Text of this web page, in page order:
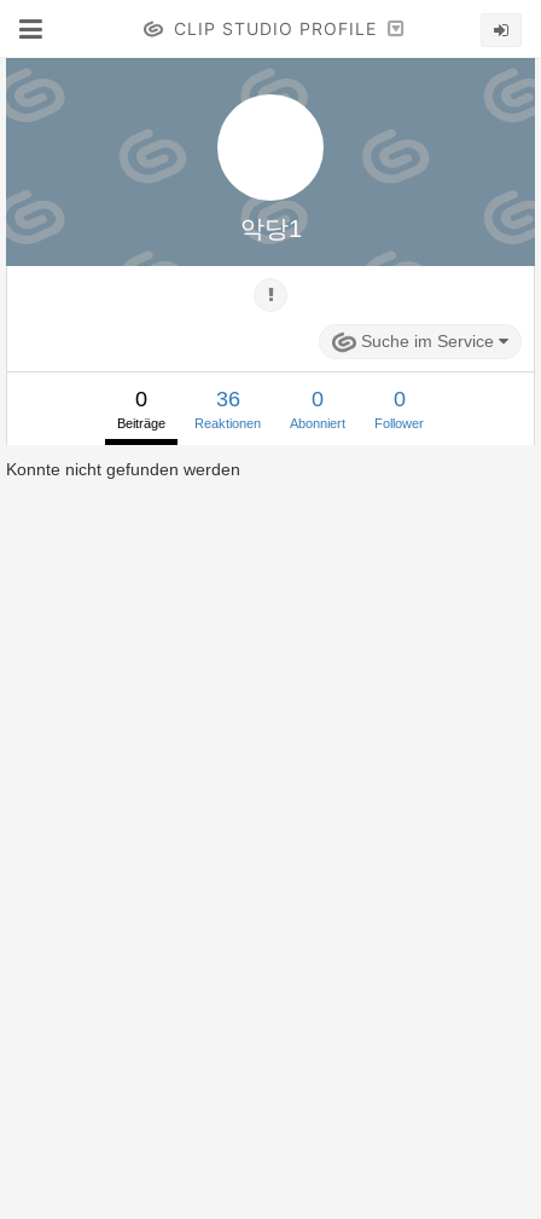
CLIP STUDIO PROFILE
악당1
Suche im Service
0
Beiträge
36
Reaktionen
0
Abonniert
0
Follower
Konnte nicht gefunden werden